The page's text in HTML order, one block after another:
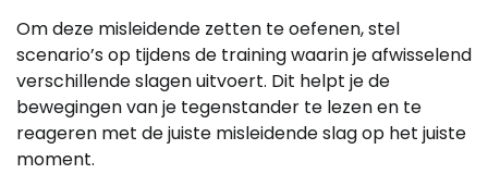
Om deze misleidende zetten te oefenen, stel
scenario’s op tijdens de training waarin je afwisselend
verschillende slagen uitvoert. Dit helpt je de
bewegingen van je tegenstander te lezen en te
reageren met de juiste misleidende slag op het juiste
moment.